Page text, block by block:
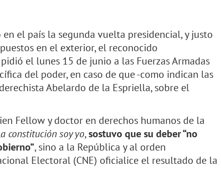
el país la segunda vuelta presidencial, y justo
en el exterior, el reconocido
el lunes 15 de junio a las Fuerzas Armadas
del poder, en caso de que -como indican las
Abelardo de la Espriella, sobre el
Fellow y doctor en derechos humanos de la
constitución soy yo,sostuvo que su deber “no
, sino a la República y al orden
Electoral (CNE) oficialice el resultado de la